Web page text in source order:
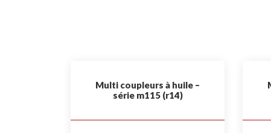
Multi coupleurs à huile –
série m115 (r14)